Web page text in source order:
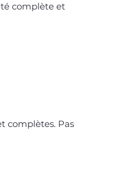
complète et
complètes. Pas